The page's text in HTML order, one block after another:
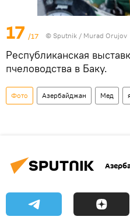
17 /17 © Sputnik / Murad Orujov
Республиканская
пчеловодства в Баку.
Фото Азербайджан Мед